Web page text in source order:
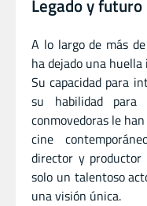
Legado y futuro
A lo largo de más
ha dejado una
Su capacidad para
su habilidad para
conmovedoras le
cine
director y productor
solo un talentoso
una visión única.